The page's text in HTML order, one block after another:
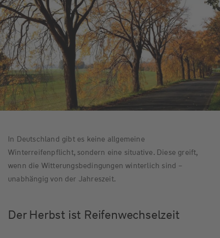
In Deutschland gibt es keine allgemeine
Winterreifenpflicht, sondern eine situative. Diese greift,
wenn die Witterungsbedingungen winterlich sind –
unabhängig von der Jahreszeit.
Der Herbst ist Reifenwechselzeit